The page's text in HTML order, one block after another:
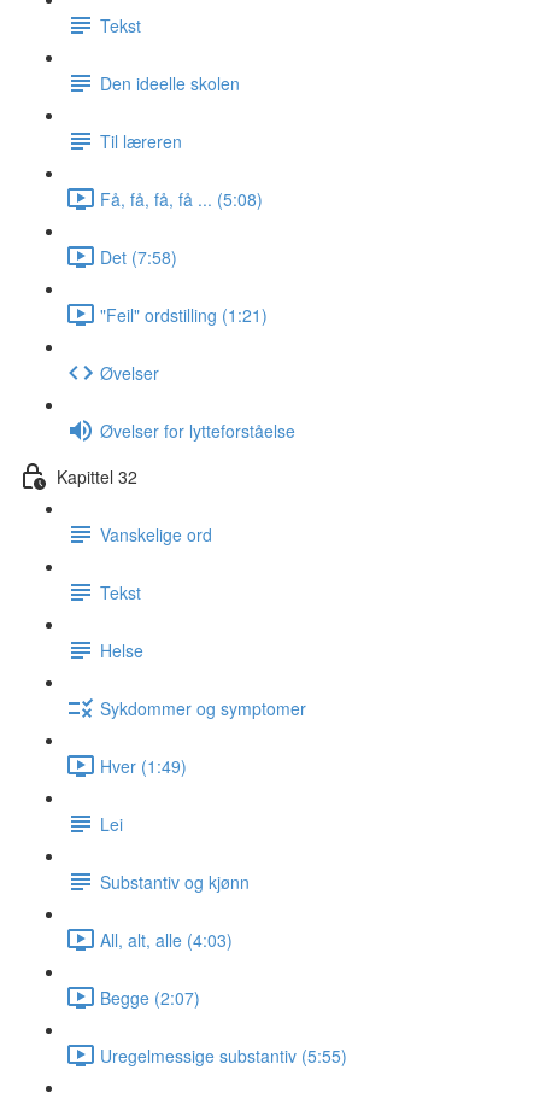
Tekst
Den ideelle skolen
Til læreren
Få, få, få, få ... (5:08)
Det (7:58)
"Feil" ordstilling (1:21)
Øvelser
Øvelser for lytteforståelse
Kapittel 32
Vanskelige ord
Tekst
Helse
Sykdommer og symptomer
Hver (1:49)
Lei
Substantiv og kjønn
All, alt, alle (4:03)
Begge (2:07)
Uregelmessige substantiv (5:55)